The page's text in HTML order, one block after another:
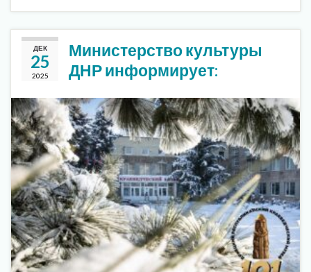
ДЕК
25
2025
Министерство культуры
ДНР информирует: